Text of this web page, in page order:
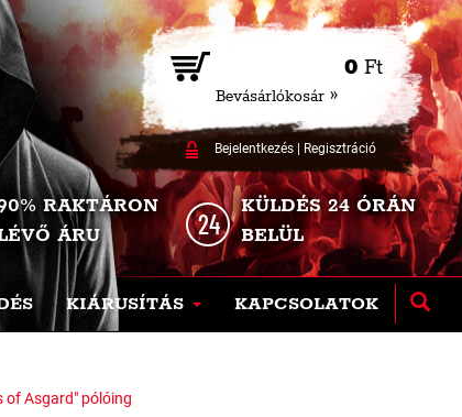
0 Ft
Bevásárlókosár »
Bejelentkezés| Regisztráció
RAKTÁRON
ÁRU
KÜLDÉS 24 ÓRÁN
BELÜL
KIÁRUSÍTÁS KAPCSOLATOK
of Asgard" pólóing